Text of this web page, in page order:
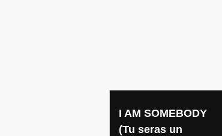
I AM SOMEBODY
(Tu seras un